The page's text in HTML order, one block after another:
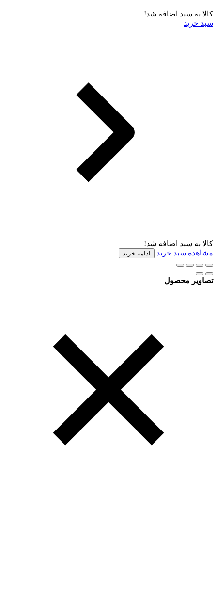
کالا به سبد اضافه شد!
سبد خرید
کالا به سبد اضافه شد!
مشاهده سبد خرید
ادامه خرید
تصاویر محصول